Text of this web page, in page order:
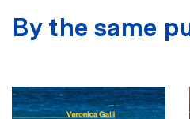
By the same